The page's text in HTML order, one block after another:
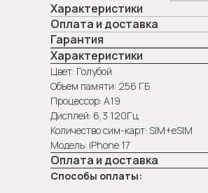
Характеристики
Оплата и доставка
Гарантия
Характеристики
Цвет: Голубой
Объем памяти: 256 ГБ
Процессор: А19
Дисплей: 6,3 120Гц
Количество сим-карт: SIM+eSIM
Модель: iPhone 17
Оплата и доставка
Способы оплаты: